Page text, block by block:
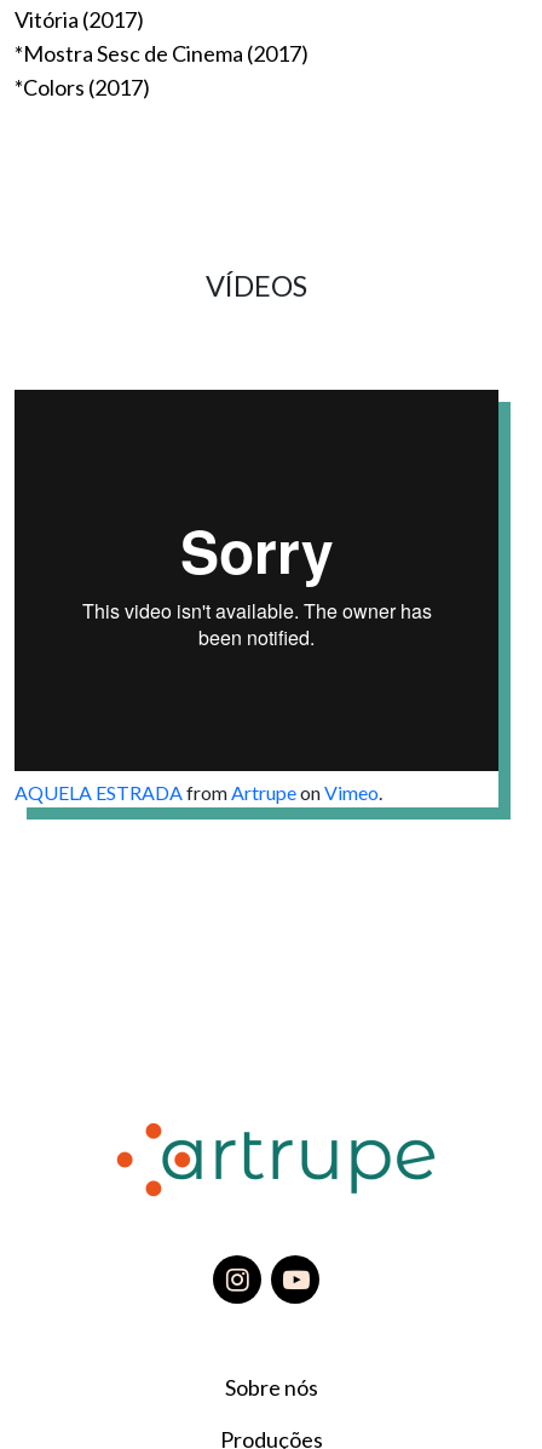
Vitória (2017)
*Mostra Sesc de Cinema (2017)
*Colors (2017)
VÍDEOS
AQUELA ESTRADAfromArtrupeonVimeo.
Sobre nós
Produções